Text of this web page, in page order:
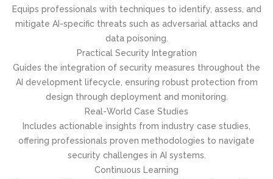
Equips professionals with techniques to identify, assess, and
mitigate AI-specific threats such as adversarial attacks and
data poisoning.
Practical Security Integration
Guides the integration of security measures throughout the
AI development lifecycle, ensuring robust protection from
design through deployment and monitoring.
Real-World Case Studies
Includes actionable insights from industry case studies,
offering professionals proven methodologies to navigate
security challenges in AI systems.
Continuous Learning